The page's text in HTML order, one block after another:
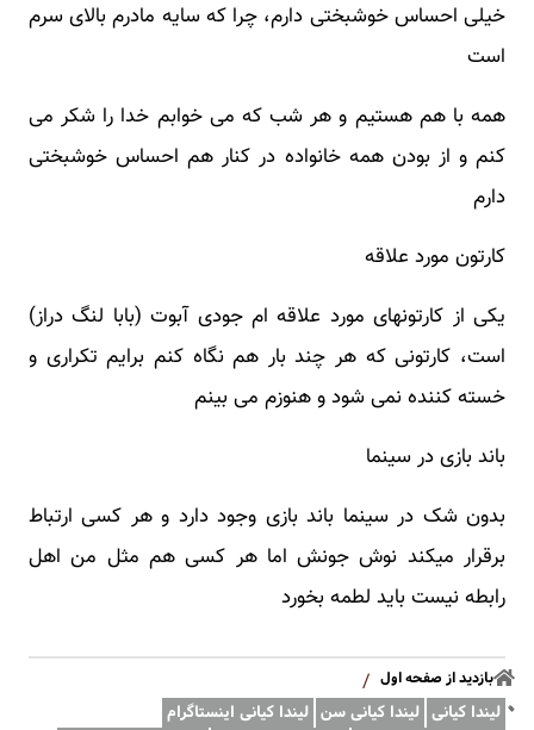
خیلی احساس خوشبختی دارم، چرا که سایه مادرم بالای سرم
است
همه با هم هستیم و هر شب که می‌ خوابم خدا را شکر می‌
کنم و از بودن همه خانواده در کنار هم احساس خوشبختی
دارم
کارتون مورد علاقه
یکی از کارتونهای مورد علاقه ام جودی آبوت (بابا لنگ دراز)
است، کارتونی که هر چند بار هم نگاه کنم برایم تکراری و
خسته کننده نمی شود و هنوزم می بینم
باند بازی در سینما
بدون شک در سینما باند بازی وجود دارد و هر کسی ارتباط
برقرار میکند نوش جونش اما هر کسی هم مثل من اهل
رابطه نیست باید لطمه بخورد
بازدید از صفحه اول /
لیندا کیانی لیندا کیانی سن لیندا کیانی اینستاگرام